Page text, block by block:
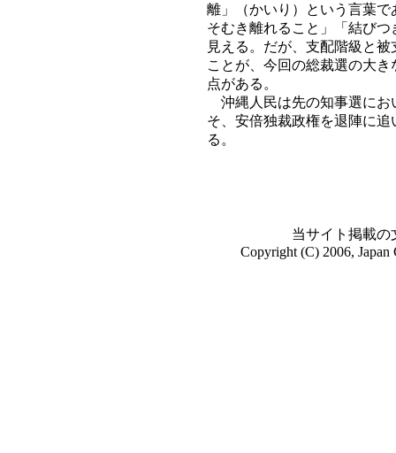
離」（かいり）という言葉
そむき離れること」「結び
見える。だが、支配階級と
ことが、今回の総裁選の大
点がある。
沖縄人民は先の知事選にお
そ、安倍独裁政権を退陣に
る。
当サイト掲載の
Copyright (C) 2006, Japan